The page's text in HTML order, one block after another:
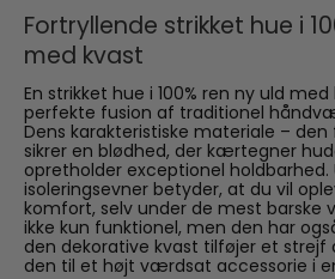
Fortryllende strikket hue i
med kvast
En strikket hue i 100% ren ny uld
perfekte fusion af traditionel
Dens karakteristiske materiale – den
sikrer en blødhed, der kærtegner
opretholder exceptionel holdbarhed.
isoleringsevner betyder, at du vil
komfort, selv under de mest barske
ikke kun funktionel, men den har
den dekorative kvast tilføjer et
den til et højt værdsat accessorie i